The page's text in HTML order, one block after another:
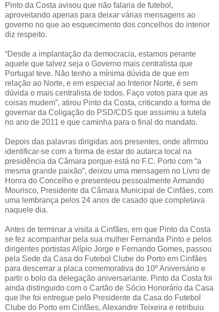
Pinto da Costa avisou que não falaria de futebol,
aproveitando apenas para deixar várias mensagens ao
governo no que ao esquecimento dos concelhos do interior
diz respeito.
“Desde a implantação da democracia, estamos perante
aquele que talvez seja o Governo mais centralista que
Portugal teve. Não tenho a mínima dúvida de que em
relação ao Norte, e em especial ao Interior Norte, é sem
dúvida o mais centralista de todos. Faço votos para que as
coisas mudem”, atirou Pinto da Costa, criticando a forma de
governar da Coligação do PSD/CDS que assumiu a tutela
no ano de 2011 e que caminha para o final do mandato.
Depois das palavras dirigidas aos presentes, onde afirmou
identificar-se com a forma de estar do autarca local na
presidência da Câmara porque está no F.C. Porto com “a
mesma grande paixão”, deixou uma mensagem no Livro de
Honra do Concelho e presenteou pessoalmente Armando
Mourisco, Presidente da Câmara Municipal de Cinfães, com
uma lembrança pelos 24 anos de casado que completava
naquele dia.
Antes de terminar a visita a Cinfães, em que Pinto da Costa
se fez acompanhar pela sua mulher Fernanda Pinto e pelos
dirigentes portistas Alípio Jorge e Fernando Gomes, passou
pela Sede da Casa do Futebol Clube do Porto em Cinfães
para descerrar a placa comemorativa do 10º Aniversário e
partir o bolo da delegação aniversariante. Pinto da Costa foi
ainda distinguido com o Cartão de Sócio Honorário da Casa
que lhe foi entregue pelo Presidente da Casa do Futebol
Clube do Porto em Cinfães, Alexandre Teixeira e retribuiu